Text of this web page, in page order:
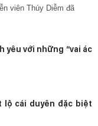
viên Thúy Diễm đã
yêu với những “vai ác
lộ cái duyên đặc biệt